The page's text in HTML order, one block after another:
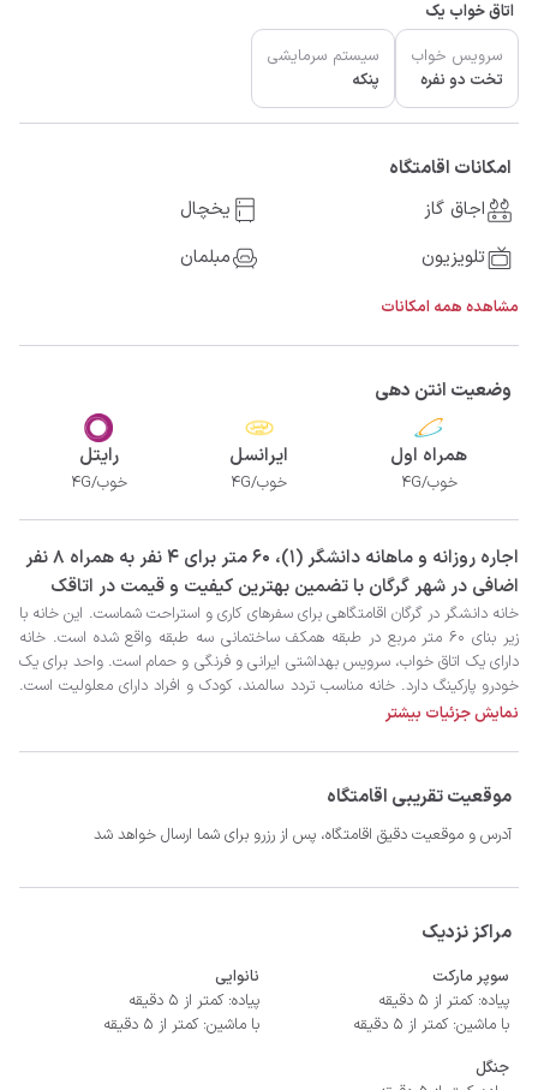
اتاق خواب یک
سرویس خواب
تخت دو نفره
سیستم سرمایشی
پنکه
امکانات اقامتگاه
اجاق گاز
یخچال
تلویزیون
مبلمان
مشاهده همه امکانات
وضعیت انتن دهی
همراه اول
خوب/4G
ایرانسل
خوب/4G
رایتل
خوب/4G
‫‫اجاره روزانه و ماهانه دانشگر (1)، 60 متر برای 4 نفر به همراه 8 نفر
اضافی در شهر گرگان با تضمین بهترین کیفیت و قیمت در اتاقک
- سیستم سرمایشی کولر گازی و گرمایشی بخاری گازی
نمایش جزئیات بیشتر
موقعیت تقریبی اقامتگاه
آدرس و موقعیت دقیق اقامتگاه، پس از رزرو برای شما ارسال خواهد شد
مراکز نزدیک
سوپر مارکت
پیاده: کمتر از 5 دقیقه
با ماشین: کمتر از 5 دقیقه
نانوایی
پیاده: کمتر از 5 دقیقه
با ماشین: کمتر از 5 دقیقه
جنگل